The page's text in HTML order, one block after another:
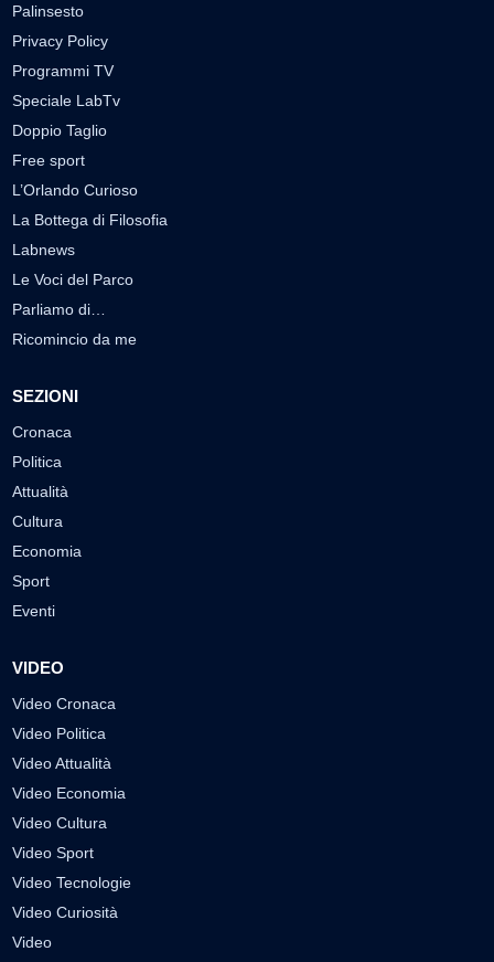
Palinsesto
Privacy Policy
Programmi TV
Speciale LabTv
Doppio Taglio
Free sport
L’Orlando Curioso
La Bottega di Filosofia
Labnews
Le Voci del Parco
Parliamo di…
Ricomincio da me
SEZIONI
Cronaca
Politica
Attualità
Cultura
Economia
Sport
Eventi
VIDEO
Video Cronaca
Video Politica
Video Attualità
Video Economia
Video Cultura
Video Sport
Video Tecnologie
Video Curiosità
Video